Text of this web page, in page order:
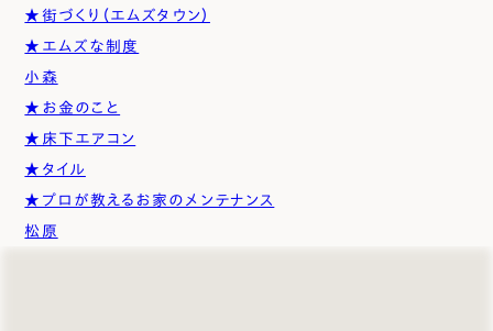
★街づくり（エムズタウン）
★エムズな制度
小森
★お金のこと
★床下エアコン
★タイル
★プロが教えるお家のメンテナンス
松原